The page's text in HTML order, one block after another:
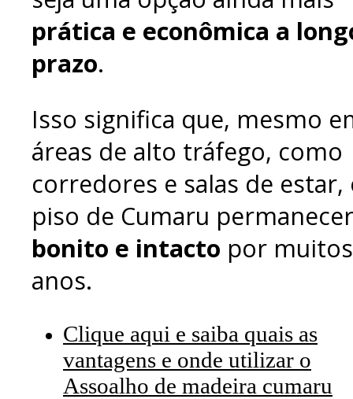
prática e econômica a
prazo.
Isso significa que, mesmo
áreas de alto tráfego, como
corredores e salas de estar,
piso de Cumaru
bonito e intacto por muitos
anos.
Clique aqui e saiba quais as
vantagens e onde utilizar o
Assoalho de madeira cumaru